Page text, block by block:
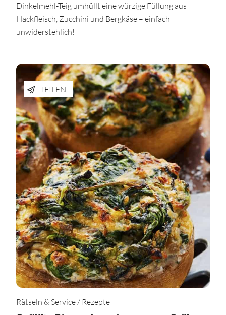
Dinkelmehl-Teig umhüllt eine würzige Füllung aus
Hackfleisch, Zucchini und Bergkäse – einfach
unwiderstehlich!
TEILEN
Rätseln & Service / Rezepte